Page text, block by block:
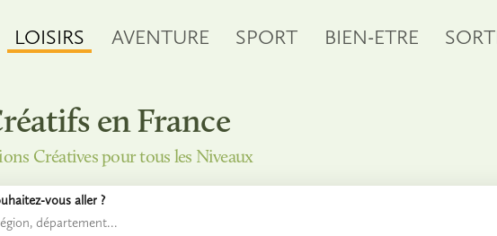
LOISIRS AVENTURE SPORT BIEN-ETRE
en France
Créatives pour tous les Niveaux
vous aller ?